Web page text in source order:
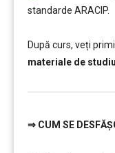
standarde ARACIP.
După curs, veți primi
materiale de studiu
⇒ CUM SE